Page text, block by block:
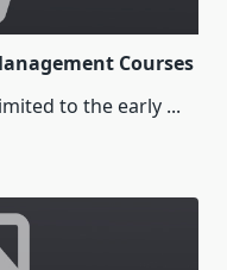
Courses
to the early ...